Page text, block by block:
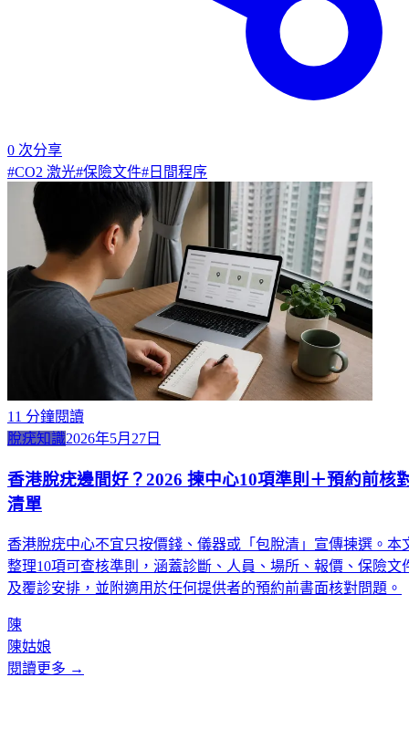
0 次分享
#CO2 激光#保險文件# 日間程序
11 分鐘閱讀
脫疣知識2026年5月27日
香港脫疣邊間好？2026 揀中心10項準則＋預約前核
清單
香港脫疣中心不宜只按價錢、儀器或「包脫清」宣傳揀選。本
整理10項可查核準則，涵蓋診斷、人員、場所、報價、保險文
及覆診安排，並附適用於任何提供者的預約前書面核對問題。
陳
陳姑娘
閱讀更多 →